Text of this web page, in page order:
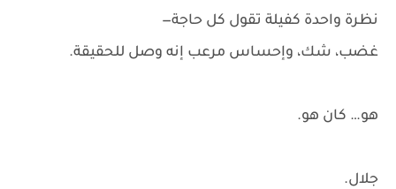
نظرة واحدة كفيلة تقول كل حاجة—
غضب، شك، وإحساس مرعب إنه وصل للحقيقة.
هو… كان هو.
جلال.